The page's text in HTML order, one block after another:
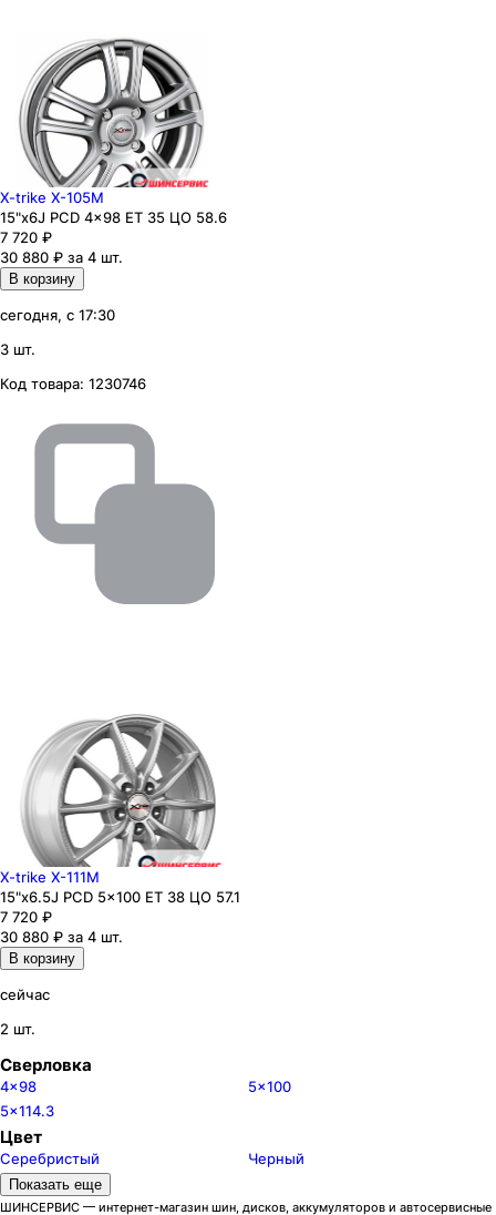
X-trike X-105M
15"x6J PCD 4x98 ЕТ 35 ЦО 58.6
7 720 ₽
30 880 ₽ за 4 шт.
В корзину
сегодня, с 17:30
3 шт.
Код товара: 1230746
X-trike X-111M
15"x6.5J PCD 5x100 ЕТ 38 ЦО 57.1
7 720 ₽
30 880 ₽ за 4 шт.
В корзину
сейчас
2 шт.
Сверловка
4x98
5x100
5x114.3
Цвет
Серебристый Черный
Бренды
ACCURIDE
Alcasta
Показать еще
ШИНСЕРВИС — интернет-магазин шин, дисков, аккумуляторов и автосервисные